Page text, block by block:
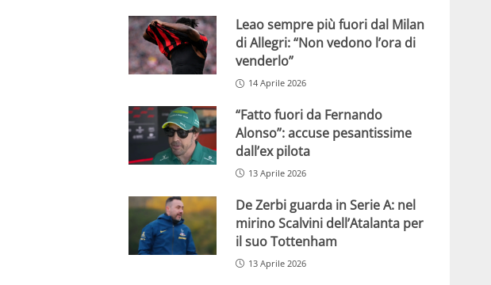
Leao sempre più fuori dal Milan
di Allegri: “Non vedono l’ora di
venderlo”
14 Aprile 2026
“Fatto fuori da Fernando
Alonso”: accuse pesantissime
dall’ex pilota
13 Aprile 2026
De Zerbi guarda in Serie A: nel
mirino Scalvini dell’Atalanta per
il suo Tottenham
13 Aprile 2026